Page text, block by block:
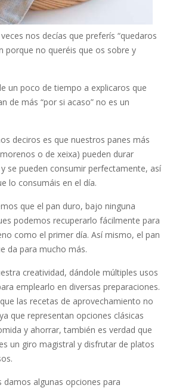
nos decías que preferís “quedaros
porque no queréis que os sobre y
un poco de tiempo a explicaros que
de más “por si acaso” no es un
deciros es que nuestros panes más
o de xeixa) pueden durar
se pueden consumir perfectamente, así
lo consumáis en el día.
que el pan duro, bajo ninguna
podemos recuperarlo fácilmente para
como el primer día. Así mismo, el pan
da para mucho más.
creatividad, dándole múltiples usos
emplearlo en diversas preparaciones.
las recetas de aprovechamiento no
que representan opciones clásicas
y ahorrar, también es verdad que
un giro magistral y disfrutar de platos
damos algunas opciones para